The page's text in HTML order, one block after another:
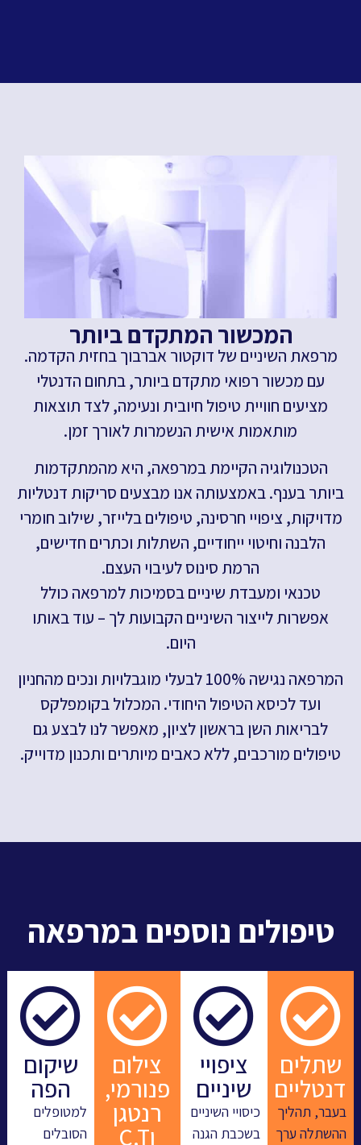
המכשור המתקדם ביותר
מרפאת השיניים של דוקטור אברבוך בחזית הקדמה.
עם מכשור רפואי מתקדם ביותר, בתחום הדנטלי
מציעים חוויית טיפול חיובית ונעימה, לצד תוצאות
מותאמות אישית הנשמרות לאורך זמן.
הטכנולוגיה הקיימת במרפאה, היא מהמתקדמות
ביותר בענף. באמצעותה אנו מבצעים סריקות דנטליות
מדויקות, ציפויי חרסינה, טיפולים בלייזר, שילוב חומרי
הלבנה וחיטוי ייחודיים, השתלות וכתרים חדישים,
הרמת סינוס לעיבוי העצם.
טכנאי ומעבדת שיניים בסמיכות למרפאה כולל
אפשרות לייצור השיניים הקבועות לך – עוד באותו
היום.
המרפאה נגישה 100% לבעלי מוגבלויות ונכים מהחניון
ועד לכיסא הטיפול היחודי. המכלול בקומפלקס
לבריאות השן בראשון לציון, מאפשר לנו לבצע גם
טיפולים מורכבים, ללא כאבים מיותרים ותכנון מדוייק.
טיפולים נוספים במרפאה
שתלים
תהליך
ערך
ציפויי
שיניים
כיסויי השיניים
בשכבת הגנה
צילום
פנורמי,
רנטגן
שיקום
הפה
למטופלים
הסובלים